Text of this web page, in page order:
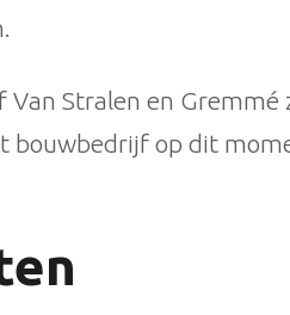
Stralen en Gremmé
op dit